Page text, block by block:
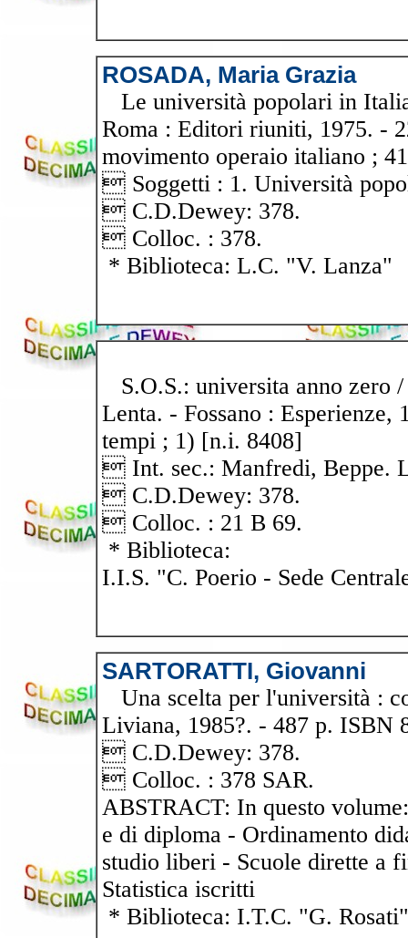
ROSADA, Maria Grazia
Le università popolari in
Roma : Editori riuniti, 1975. -
movimento operaio italiano ;
 Soggetti : 1. Università
 C.D.Dewey: 378.
 Colloc. : 378.
* Biblioteca: L.C. "V. Lanza"
S.O.S.: universita anno zero
Lenta. - Fossano :
tempi ; 1) [n.i. 8408]
 Int. sec.: Manfredi, Beppe.
 C.D.Dewey: 378.
 Colloc. : 21 B 69.
* Biblioteca:
I.I.S. "C. Poerio - Sede
SARTORATTI, Giovanni
Una scelta per l'università :
Liviana, 1985?. - 487 p. ISBN
 C.D.Dewey: 378.
 Colloc. : 378 SAR.
ABSTRACT: In questo
e di diploma - Ordinamento
studio liberi - Scuole dirette a
Statistica iscritti
* Biblioteca: I.T.C. "G. Rosati"